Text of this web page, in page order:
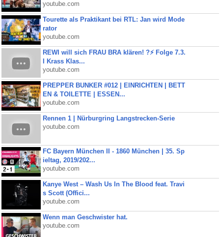
youtube.com
Tourette als Praktikant bei RTL: Jan wird Mode
rator
youtube.com
REWI will sich FRAU BRA klären! ?⚡️ Folge 7.3.
I Krass Klas...
youtube.com
PREPPER BUNKER #012 | EINRICHTEN | BETT
EN & TOILETTE | ESSEN...
youtube.com
Rennen 1 | Nürburgring Langstrecken-Serie
youtube.com
FC Bayern München II - 1860 München | 35. Sp
ieltag, 2019/202...
youtube.com
Kanye West – Wash Us In The Blood feat. Travi
s Scott (Offici...
youtube.com
Wenn man Geschwister hat.
youtube.com